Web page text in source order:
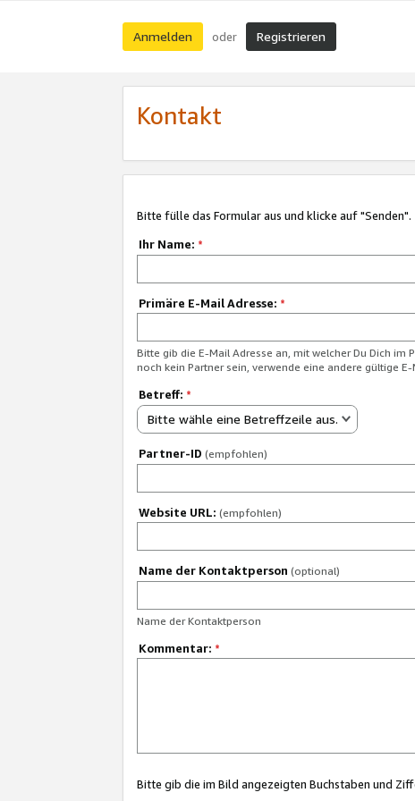
Anmelden oder Registrieren
Kontakt
Bitte fülle das Formular aus und klicke auf "Senden".
Ihr Name: *
Primäre E-Mail Adresse: *
Bitte gib die E-Mail Adresse an, mit welcher Du Dich im
noch kein Partner sein, verwende eine andere gültige E-
Betreff: *
Bitte wähle eine Betreffzeile aus.
Partner-ID (empfohlen)
Website URL: (empfohlen)
Name der Kontaktperson (optional)
Name der Kontaktperson
Kommentar: *
Bitte gib die im Bild angezeigten Buchstaben und